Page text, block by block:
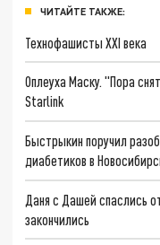
ЧИТАЙТЕ ТАКЖЕ:
Технофашисты XXI века
Оплеуха Маску. "Пора
Starlink
Быстрыкин поручил
диабетиков в
Даня с Дашей спаслись
закончились